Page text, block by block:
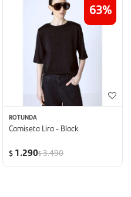
63
ROTUNDA
Camiseta Lira - Black
$ 1.290$3.490